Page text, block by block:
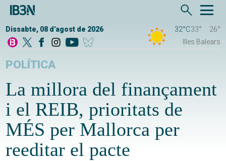
Dissabte, 08 d'agost de 2026 32°C33°
26°
Illes Balears
POLÍTICA
La millora del finançament
i el REIB, prioritats de
MÉS per Mallorca per
reeditar el pacte